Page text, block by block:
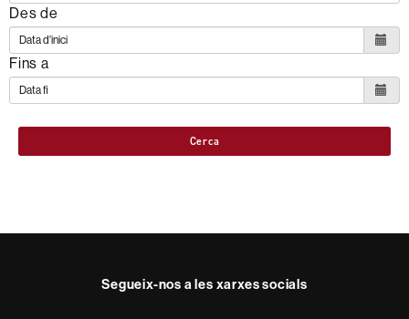
Des de
Fins a
Cerca
Segueix-nos a les xarxes socials